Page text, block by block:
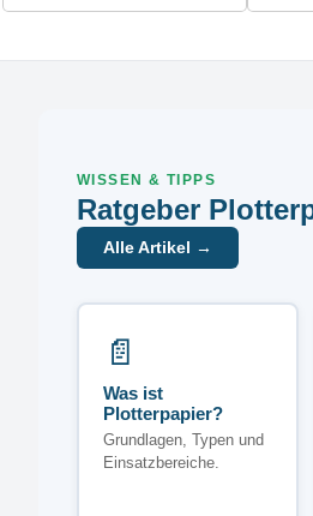
WISSEN & TIPPS
Ratgeber
Alle Artikel →
📄
Was ist
Plotterpapier?
Grundlagen, Typen und
Einsatzbereiche.